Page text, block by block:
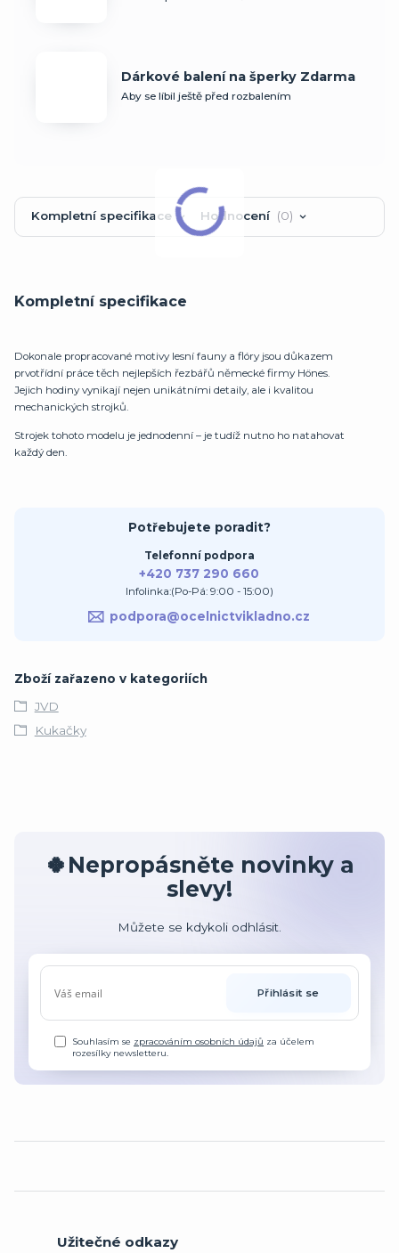
Dárkové balení na šperky Zdarma
Aby se líbil ještě před rozbalením
Kompletní specifikace Hodnocení 0
Kompletní specifikace
Dokonale propracované motivy lesní fauny a flóry jsou důkazem
prvotřídní práce těch nejlepších řezbářů německé firmy Hönes.
Jejich hodiny vynikají nejen unikátními detaily, ale i kvalitou
mechanických strojků.
Strojek tohoto modelu je jednodenní – je tudíž nutno ho natahovat
každý den.
Potřebujete poradit?
Telefonní podpora
+420 737 290 660
Infolinka:(Po-Pá: 9:00 - 15:00)
podpora@ocelnictvikladno.cz
Zboží zařazeno v kategoriích
JVD
Kukačky
🍀Nepropásněte novinky a
slevy!
Můžete se kdykoli odhlásit.
Přihlásit se
Souhlasím se zpracováním osobních údajů za účelem
rozesílky newsletteru.
Užitečné odkazy